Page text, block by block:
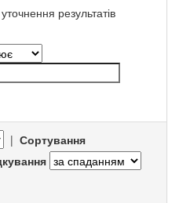
результатів
| Сортування